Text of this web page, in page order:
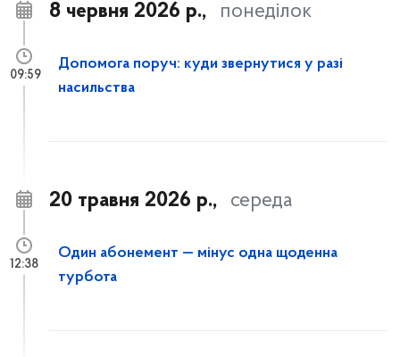
8 червня 2026 р., понеділок
Допомога поруч: куди звернутися у разі
насильства
09:59
20 травня 2026 р., середа
Один абонемент — мінус одна щоденна
турбота
12:38